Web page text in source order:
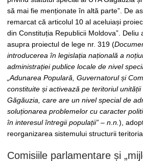
să mai fie menționate în altă parte”. De
remarcat că articolul 10 al aceluiași
din Constituția Republicii Moldova”. Deliu
asupra proiectul de lege nr. 319 (
introducerea în legislația națională a
administrației publice locale de nivel
„Adunarea Populară, Guvernatorul și
constituite și activează pe teritoriul
Găgăuzia, care are un nivel special de
soluționarea problemelor cu caracter
în interesul întregii populații” – n.n. ),
reorganizarea sistemului structurii
Comisiile parlamentare și